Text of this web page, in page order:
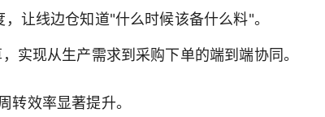
让线边仓知道"什么时候该备什么料"。
实现从生产需求到采购下单的端到端协同。
转效率显著提升。